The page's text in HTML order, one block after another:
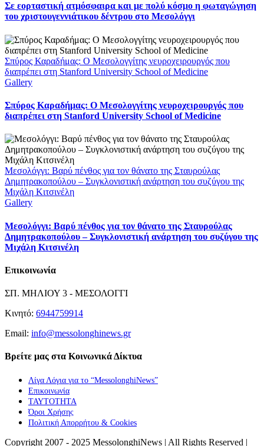
Σε εορταστική ατμόσφαιρα και με πολύ κόσμο η φωταγώγηση
του χριστουγεννιάτικου δέντρου στο Μεσολόγγι
Σπύρος Καραδήμας: Ο Μεσολογγίτης νευροχειρουργός που
διαπρέπει στη Stanford University School of Medicine
Gallery
Σπύρος Καραδήμας: Ο Μεσολογγίτης νευροχειρουργός που
διαπρέπει στη Stanford University School of Medicine
Μεσολόγγι: Βαρύ πένθος για τον θάνατο της Σταυρούλας
Δημητρακοπούλου – Συγκλονιστική ανάρτηση του συζύγου της
Μιχάλη Κιτσινέλη
Gallery
Μεσολόγγι: Βαρύ πένθος για τον θάνατο της Σταυρούλας
Δημητρακοπούλου – Συγκλονιστική ανάρτηση του συζύγου της
Μιχάλη Κιτσινέλη
Επικοινωνία
ΣΠ. ΜΗΛΙΟΥ 3 - ΜΕΣΟΛΟΓΓΙ
Κινητό: 6944759914
Email: info@messolonghinews.gr
Βρείτε μας στα Κοινωνικά Δίκτυα
Λίγα Λόγια για το “MessolonghiNews”
Επικοινωνία
ΤΑΥΤΟΤΗΤΑ
Όροι Χρήσης
Πολιτική Απορρήτου & Cookies
Copyright 2007 - 2025 MessolonghiNews | All Rights Reserved |